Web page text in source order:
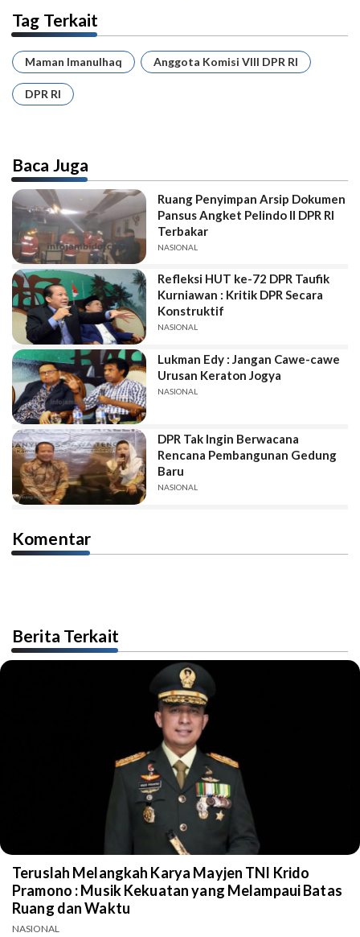
Tag Terkait
Maman Imanulhaq Anggota Komisi VIII DPR RI
DPR RI
Baca Juga
Ruang Penyimpan Arsip Dokumen
Pansus Angket Pelindo II DPR RI
Terbakar
NASIONAL
Refleksi HUT ke-72 DPR Taufik
Kurniawan : Kritik DPR Secara
Konstruktif
NASIONAL
Lukman Edy : Jangan Cawe-cawe
Urusan Keraton Jogya
NASIONAL
DPR Tak Ingin Berwacana
Rencana Pembangunan Gedung
Baru
NASIONAL
Komentar
Berita Terkait
Teruslah Melangkah Karya Mayjen TNI Krido
Pramono : Musik Kekuatan yang Melampaui Batas
Ruang dan Waktu
NASIONAL